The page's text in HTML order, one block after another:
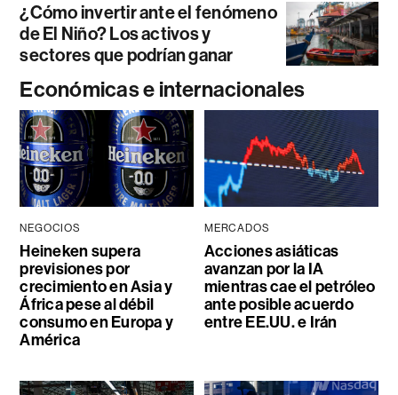
¿Cómo invertir ante el fenómeno
de El Niño? Los activos y
sectores que podrían ganar
Económicas e internacionales
NEGOCIOS
Heineken supera
previsiones por
crecimiento en Asia y
África pese al débil
consumo en Europa y
América
MERCADOS
Acciones asiáticas
avanzan por la IA
mientras cae el petróleo
ante posible acuerdo
entre EE.UU. e Irán